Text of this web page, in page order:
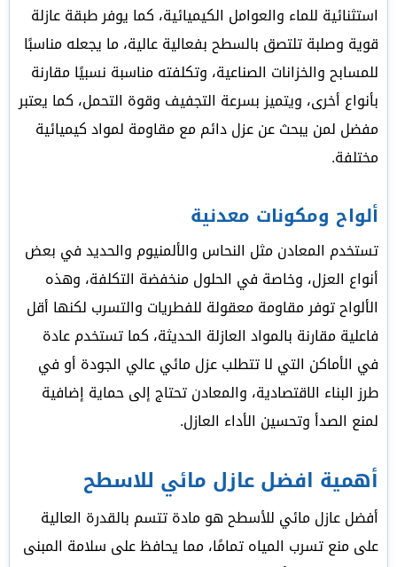
استثنائية للماء والعوامل الكيميائية، كما يوفر طبقة عازلة
قوية وصلبة تلتصق بالسطح بفعالية عالية، ما يجعله مناسبًا
للمسابح والخزانات الصناعية، وتكلفته مناسبة نسبيًا مقارنة
بأنواع أخرى، ويتميز بسرعة التجفيف وقوة التحمل، كما يعتبر
مفضل لمن يبحث عن عزل دائم مع مقاومة لمواد كيميائية
مختلفة.
ألواح ومكونات معدنية
تستخدم المعادن مثل النحاس والألمنيوم والحديد في بعض
أنواع العزل، وخاصة في الحلول منخفضة التكلفة، وهذه
الألواح توفر مقاومة معقولة للفطريات والتسرب لكنها أقل
فاعلية مقارنة بالمواد العازلة الحديثة، كما تستخدم عادة
في الأماكن التي لا تتطلب عزل مائي عالي الجودة أو في
طرز البناء الاقتصادية، والمعادن تحتاج إلى حماية إضافية
لمنع الصدأ وتحسين الأداء العازل.
أهمية افضل عازل مائي للاسطح
أفضل عازل مائي للأسطح هو مادة تتسم بالقدرة العالية
على منع تسرب المياه تمامًا، مما يحافظ على سلامة المبنى